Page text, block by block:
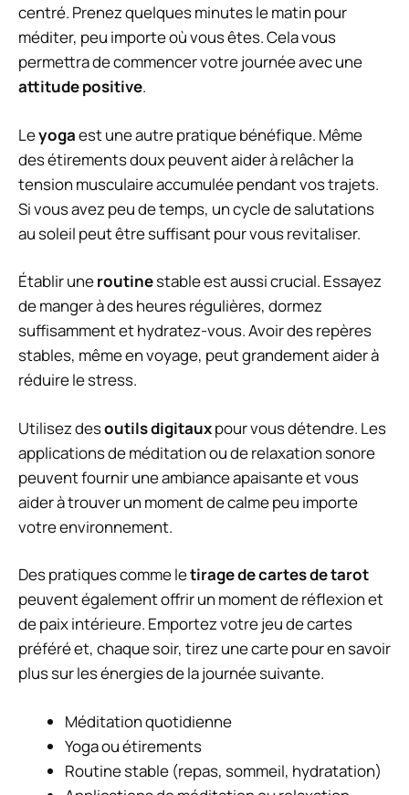
centré. Prenez quelques minutes le matin pour
méditer, peu importe où vous êtes. Cela vous
permettra de commencer votre journée avec une
attitude positive.
Leyogaest une autre pratique bénéfique. Même
des étirements doux peuvent aider à relâcher la
tension musculaire accumulée pendant vos trajets.
Si vous avez peu de temps, un cycle de salutations
au soleil peut être suffisant pour vous revitaliser.
Établir uneroutinestable est aussi crucial. Essayez
de manger à des heures régulières, dormez
suffisamment et hydratez-vous. Avoir des repères
stables, même en voyage, peut grandement aider à
réduire le stress.
Utilisez desoutils digitauxpour vous détendre. Les
applications de méditation ou de relaxation sonore
peuvent fournir une ambiance apaisante et vous
aider à trouver un moment de calme peu importe
votre environnement.
Des pratiques comme letirage de cartes de tarot
peuvent également offrir un moment de réflexion et
de paix intérieure. Emportez votre jeu de cartes
préféré et, chaque soir, tirez une carte pour en savoir
plus sur les énergies de la journée suivante.
Méditation quotidienne
Yoga ou étirements
Routine stable (repas, sommeil, hydratation)